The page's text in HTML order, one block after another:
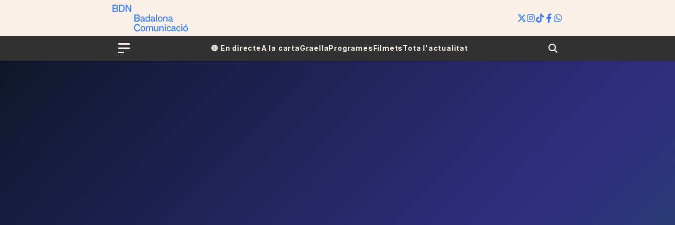
Menu
🔴​​ En directeA la cartaGraellaProgramesFilmetsTota l'actualitat Search